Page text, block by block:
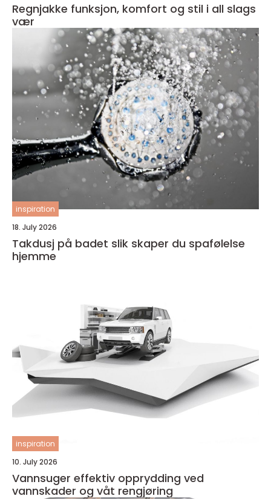
Regnjakke funksjon, komfort og stil i all slags
vær
inspiration
18. July 2026
Takdusj på badet slik skaper du spafølelse
hjemme
inspiration
10. July 2026
Vannsuger effektiv opprydding ved
vannskader og våt rengjøring